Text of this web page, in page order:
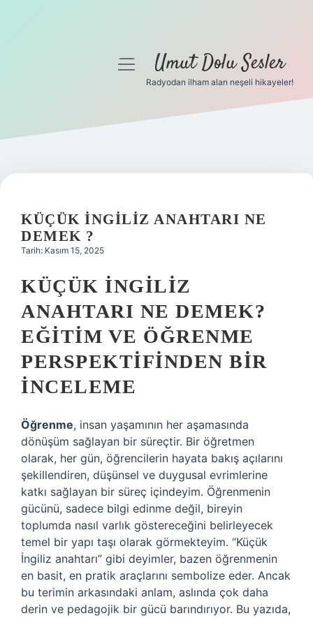
Gizlilik Politikası
Yasal Uyarı
menüyüUmut Dolu Sesler
Radyodan ilham alan neşeli hikayeler!
KÜÇÜK İNGILIZ ANAHTARI NE
DEMEK ?
Tarih: Kasım 15, 2025
KÜÇÜK İNGILIZ
ANAHTARI NE DEMEK?
EĞITIM VE ÖĞRENME
PERSPEKTIFINDEN BIR
İNCELEME
Öğrenme, insan yaşamının her aşamasında
dönüşüm sağlayan bir süreçtir. Bir öğretmen
olarak, her gün, öğrencilerin hayata bakış açılarını
şekillendiren, düşünsel ve duygusal evrimlerine
katkı sağlayan bir süreç içindeyim. Öğrenmenin
gücünü, sadece bilgi edinme değil, bireyin
toplumda nasıl varlık göstereceğini belirleyecek
temel bir yapı taşı olarak görmekteyim. “Küçük
İngiliz anahtarı” gibi deyimler, bazen öğrenmenin
en basit, en pratik araçlarını sembolize eder. Ancak
bu terimin arkasındaki anlam, aslında çok daha
derin ve pedagojik bir gücü barındırıyor. Bu yazıda,